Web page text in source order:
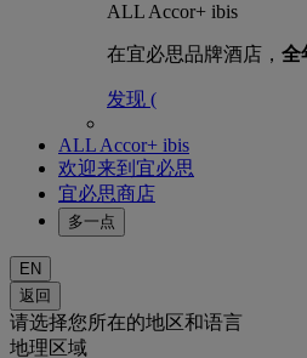
ALL Accor+ ibis
在宜必思品牌酒店， 全
发现 (
ALL Accor+ ibis
欢迎来到宜必思
宜必思商店
多一点
EN
返回
请选择您所在的地区和语言
地理区域